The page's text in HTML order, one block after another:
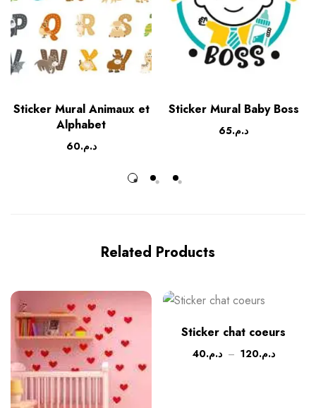
Sticker Mural Animaux et
Alphabet
د.م.60
Sticker Mural Baby Boss
د.م.65
Related Products
Sticker chat coeurs
د.م.40 – د.م.120